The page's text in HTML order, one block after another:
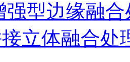
强型边缘融
立体融合处